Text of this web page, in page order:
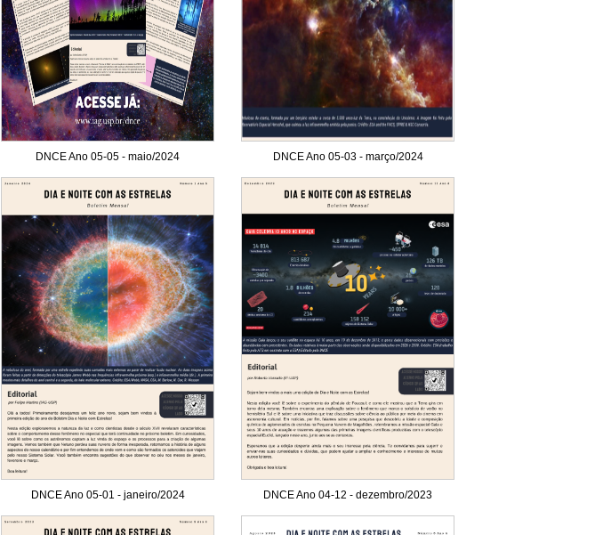
DNCE Ano 05-05 - maio/2024 DNCE Ano 05-03 - março/2024
DNCE Ano 05-01 - janeiro/2024 DNCE Ano 04-12 - dezembro/2023